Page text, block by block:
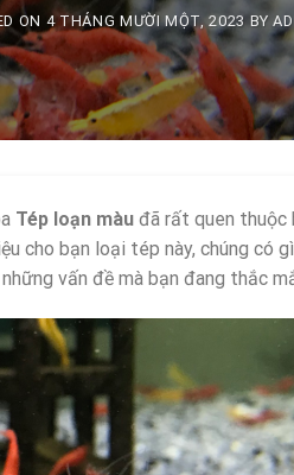
ON 4 THÁNG MƯỜI MỘT, 2023 BY
Tép loạn màu đã rất quen thuộc
cho bạn loại tép này, chúng có
vấn đề mà bạn đang thắc